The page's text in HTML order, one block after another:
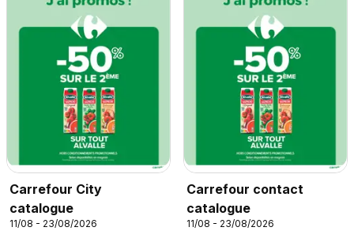
Carrefour City
catalogue
11/08 - 23/08/2026
Carrefour contact
catalogue
11/08 - 23/08/2026